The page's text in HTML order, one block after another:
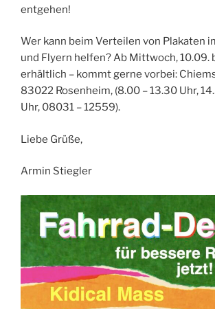
entgehen!
Wer kann beim Verteilen von Plakaten
und Flyern helfen? Ab Mittwoch, 10.09.
erhältlich – kommt gerne vorbei:
83022 Rosenheim, (8.00 – 13.30 Uhr,
Uhr, 08031 – 12559).
Liebe Grüße,
Armin Stiegler